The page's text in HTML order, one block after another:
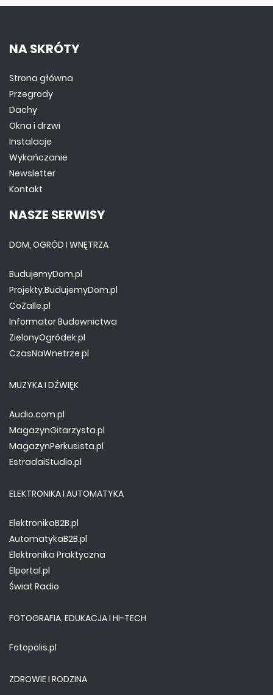
NA SKRÓTY
Strona główna
Przegrody
Dachy
Okna i drzwi
Instalacje
Wykańczanie
Newsletter
Kontakt
NASZE SERWISY
DOM, OGRÓD I WNĘTRZA
BudujemyDom.pl
Projekty.BudujemyDom.pl
CoZaIle.pl
Informator Budownictwa
ZielonyOgródek.pl
CzasNaWnetrze.pl
MUZYKA I DŹWIĘK
Audio.com.pl
MagazynGitarzysta.pl
MagazynPerkusista.pl
EstradaiStudio.pl
ELEKTRONIKA I AUTOMATYKA
ElektronikaB2B.pl
AutomatykaB2B.pl
Elektronika Praktyczna
Elportal.pl
Świat Radio
FOTOGRAFIA, EDUKACJA I HI-TECH
Fotopolis.pl
ZDROWIE I RODZINA